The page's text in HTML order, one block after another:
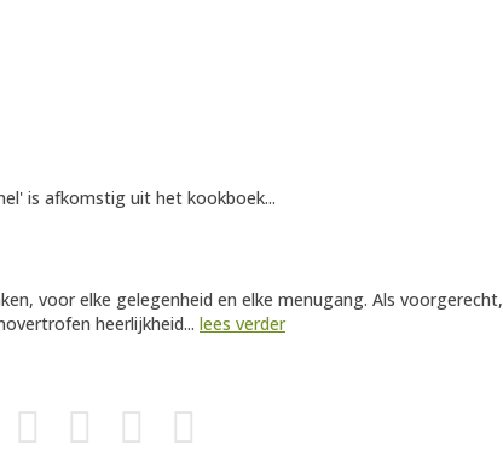
is afkomstig uit het kookboek...
voor elke gelegenheid en elke menugang. Als voorgerecht,
heerlijkheid... lees verder